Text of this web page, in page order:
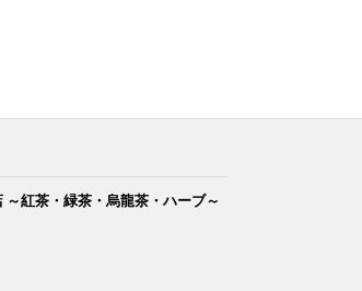
～紅茶・緑茶・烏龍茶・ハーブ～